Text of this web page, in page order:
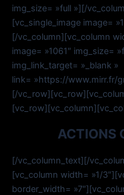
img_size= »full »][/
[vc_single_image image=
[/vc_column][vc_column
image= »1061″ img_size=
img_link_target= »_blank »
link= »https://www.mirr.fr/
[/
ACTIONS
[/vc_column_text][/
[vc_column width= »1/
border_width=